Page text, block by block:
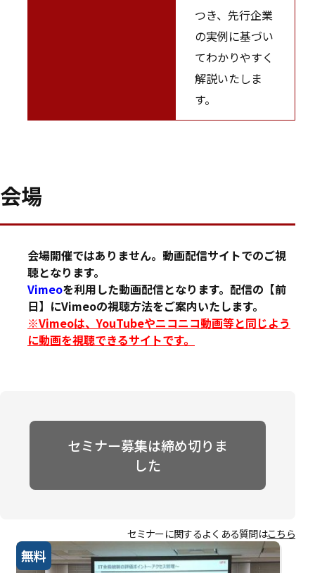
つき、先行企業
の実例に基づい
てわかりやすく
解説いたしま
す。
会場
会場開催ではありません。動画配信サイトでのご視
聴となります。
Vimeoを利用した動画配信となります。配信の【前
日】にVimeoの視聴方法をご案内いたします。
※Vimeoは、YouTubeやニコニコ動画等と同じよう
に動画を視聴できるサイトです。
セミナー募集は締め切りま
した
セミナーに関するよくある質問はこちら
無料